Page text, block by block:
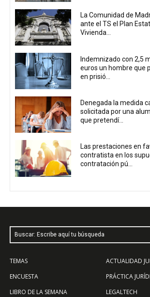
La Comunidad de
ante el TS el Plan
Vivienda...
Indemnizado con 2,5
euros un hombre que
en prisió...
Denegada la medida
solicitada por una
que pretendí...
Las prestaciones en
contratista en los
contratación pú...
Buscar: Escribe aquí tu búsqueda
TEMAS
ENCUESTA
LIBRO DE LA SEMANA
ACTUALIDAD
PRÁCTICA
LEGALTECH